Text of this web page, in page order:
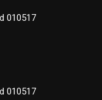
010517
010517